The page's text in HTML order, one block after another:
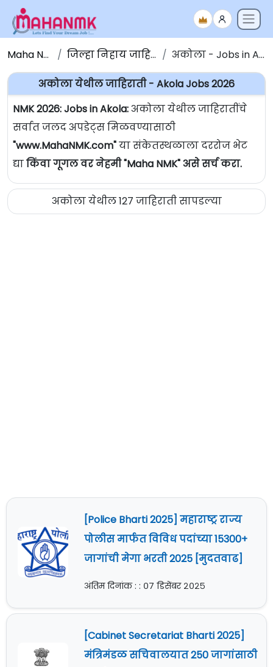
Maha NMK जिल्हा निहाय जाहिराती अकोला - Jobs in Akola
अकोला येथील जाहिराती - Akola Jobs 2026
NMK 2026: Jobs in Akola:अकोला येथील जाहिरातींचे
सर्वात जलद अपडेट्स मिळवण्यासाठी
"www.MahaNMK.com"या संकेतस्थळाला दररोज भेट
द्याकिंवा गूगल वर नेहमी "Maha NMK" असे सर्च करा.
अकोला येथील 127 जाहिराती सापडल्या
[Police Bharti 2025] महाराष्ट्र राज्य
पोलीस मार्फत विविध पदांच्या 15300+
जागांची मेगा भरती 2025 [मुदतवाढ]
अंतिम दिनांक : : ०७ डिसेंबर २०२५
[Cabinet Secretariat Bharti 2025]
मंत्रिमंडळ सचिवालयात 250 जागांसाठी